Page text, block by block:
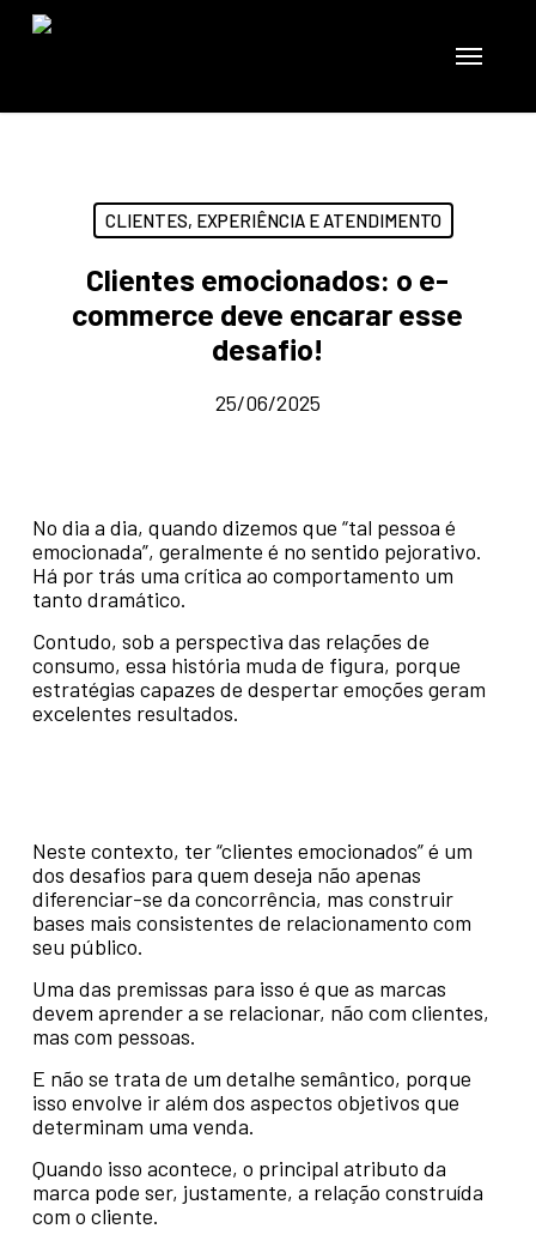
Skip
Menu
CLIENTES, EXPERIÊNCIA E ATENDIMENTO
Clientes emocionados: o e-
commerce deve encarar esse
desafio!
25/06/2025
No dia a dia, quando dizemos que “tal pessoa é
emocionada”, geralmente é no sentido pejorativo.
Há por trás uma crítica ao comportamento um
tanto dramático.
Contudo, sob a perspectiva das relações de
consumo, essa história muda de figura, porque
estratégias capazes de despertar emoções geram
excelentes resultados.
Neste contexto, ter “clientes emocionados” é um
dos desafios para quem deseja não apenas
diferenciar-se da concorrência, mas construir
bases mais consistentes de relacionamento com
seu público.
Uma das premissas para isso é que as marcas
devem aprender a se relacionar, não com clientes,
mas com pessoas.
E não se trata de um detalhe semântico, porque
isso envolve ir além dos aspectos objetivos que
determinam uma venda.
Quando isso acontece, o principal atributo da
marca pode ser, justamente, a relação construída
com o cliente.